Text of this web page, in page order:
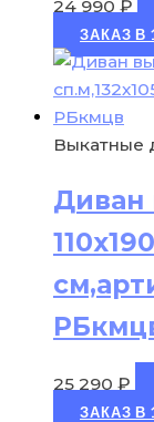
24 990 ₽
ЗАКАЗ В
Выкатные
Диван
25 290 ₽
ЗАКАЗ В